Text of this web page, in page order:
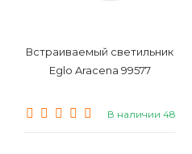
Встраиваемый светильник
Eglo Aracena 99577
В наличии 48